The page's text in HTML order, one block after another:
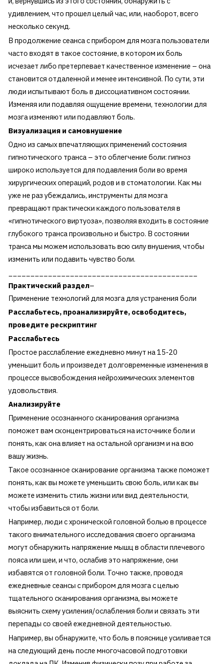
удивлением, что прошел целый час, или, наоборот, всего
несколько секунд.
В продолжение сеанса с прибором для мозга пользователи
часто входят в такое состояние, в котором их боль
исчезает либо претерпевает качественное изменение – она
становится отдаленной и менее интенсивной. По сути, эти
люди испытывают боль в диссоциативном состоянии.
Изменяя или подавляя ощущение времени, технологии для
мозга изменяют или подавляют боль.
Визуализация и самовнушение
Одно из самых впечатляющих применений состояния
гипнотического транса – это облегчение боли: гипноз
широко используется для подавления боли во время
хирургических операций, родов и в стоматологии. Как мы
уже не раз убеждались, инструменты для мозга
превращают практически каждого пользователя в
«гипнотического виртуоза», позволяя входить в состояние
глубокого транса произвольно и быстро. В состоянии
транса мы можем использовать всю силу внушения, чтобы
изменить или подавить чувство боли.
Практический раздел–
Применение технологий для мозга для устранения боли
Расслабьтесь, проанализируйте, освободитесь,
проведите рескриптинг
Расслабьтесь
Простое расслабление ежедневно минут на 15-20
уменьшит боль и произведет долговременные изменения в
процессе высвобождения нейрохимических элементов
удовольствия.
Анализируйте
Применение осознанного сканирования организма
поможет вам сконцентрироваться на источнике боли и
понять, как она влияет на остальной организм и на всю
вашу жизнь.
Такое осознанное сканирование организма также поможет
понять, как вы можете уменьшить свою боль, или как вы
можете изменить стиль жизни или вид деятельности,
чтобы избавиться от боли.
Например, люди с хронической головной болью в процессе
такого внимательного исследования своего организма
могут обнаружить напряжение мышц в области плечевого
пояса или шеи, и что, ослабив это напряжение, они
избавятся от головной боли. Точно также, проводя
ежедневные сеансы с прибором для мозга с целью
тщательного сканирования организма, вы можете
выяснить схему усиления/ослабления боли и связать эти
перепады со своей ежедневной деятельностью.
Например, вы обнаружите, что боль в пояснице усиливается
на следующий день после многочасовой подготовки